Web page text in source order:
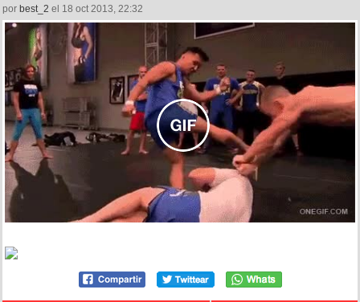
por best_2 el 18 oct 2013, 22:32